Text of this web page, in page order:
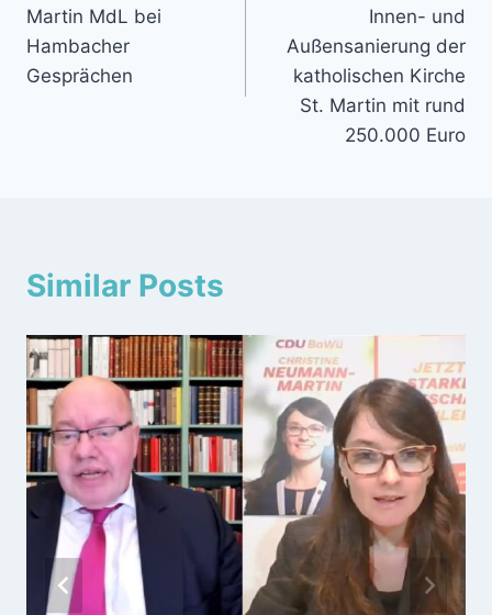
Martin MdL bei
Hambacher
Gesprächen
Innen- und
Außensanierung der
katholischen Kirche
St. Martin mit rund
250.000 Euro
Similar Posts